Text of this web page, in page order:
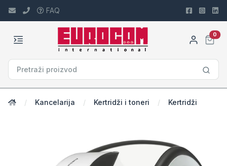
FAQ
0 cart
Kancelarija Kertridži i toneri Kertridži